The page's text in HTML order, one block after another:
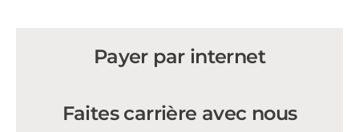
Payer par internet
Faites carrière avec nous